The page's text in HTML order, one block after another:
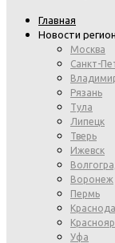
Главная
Новости
Москва
Санкт-
Рязань
Тула
Липецк
Тверь
Ижевск
Воронеж
Пермь
Уфа